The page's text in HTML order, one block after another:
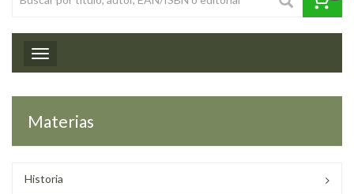
Toggle navigation
Materias
Historia